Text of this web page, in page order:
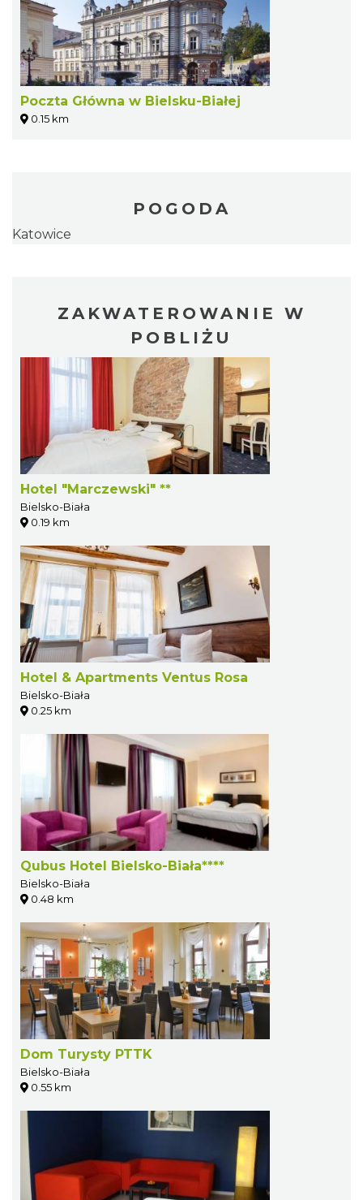
Poczta Główna w Bielsku-Białej
0.15 km
POGODA
Katowice
ZAKWATEROWANIE W
POBLIŻU
Hotel "Marczewski" **
Bielsko-Biała
0.19 km
Hotel & Apartments Ventus Rosa
Bielsko-Biała
0.25 km
Qubus Hotel Bielsko-Biała****
Bielsko-Biała
0.48 km
Dom Turysty PTTK
Bielsko-Biała
0.55 km